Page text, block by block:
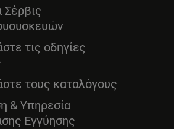
Σέρβις
τις οδηγίες
τους καταλόγους
& Υπηρεσία
Εγγύησης